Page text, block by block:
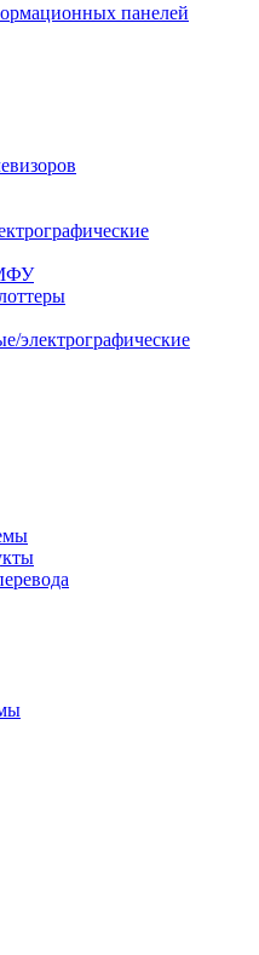
панелей
электрографические